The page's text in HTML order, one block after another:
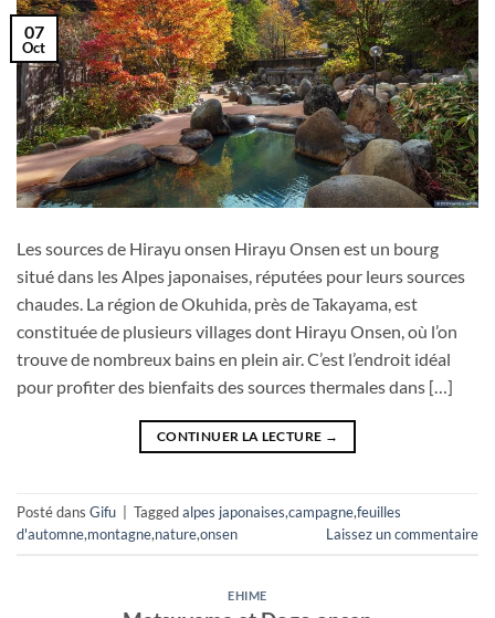
07
Oct
Les sources de Hirayu onsen Hirayu Onsen est un bourg
situé dans les Alpes japonaises, réputées pour leurs sources
chaudes. La région de Okuhida, près de Takayama, est
constituée de plusieurs villages dont Hirayu Onsen, où l’on
trouve de nombreux bains en plein air. C’est l’endroit idéal
pour profiter des bienfaits des sources thermales dans […]
CONTINUER LA LECTURE →
Posté dans Gifu Taggedalpes japonaises,campagne,feuilles
d'automne,montagne,nature,onsen Laissez un commentaire
EHIME